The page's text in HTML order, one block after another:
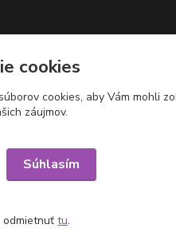
cookies
cookies, aby Vám mohli
záujmov.
Súhlasím
odmietnuť tu.